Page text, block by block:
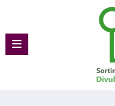
conteúdo